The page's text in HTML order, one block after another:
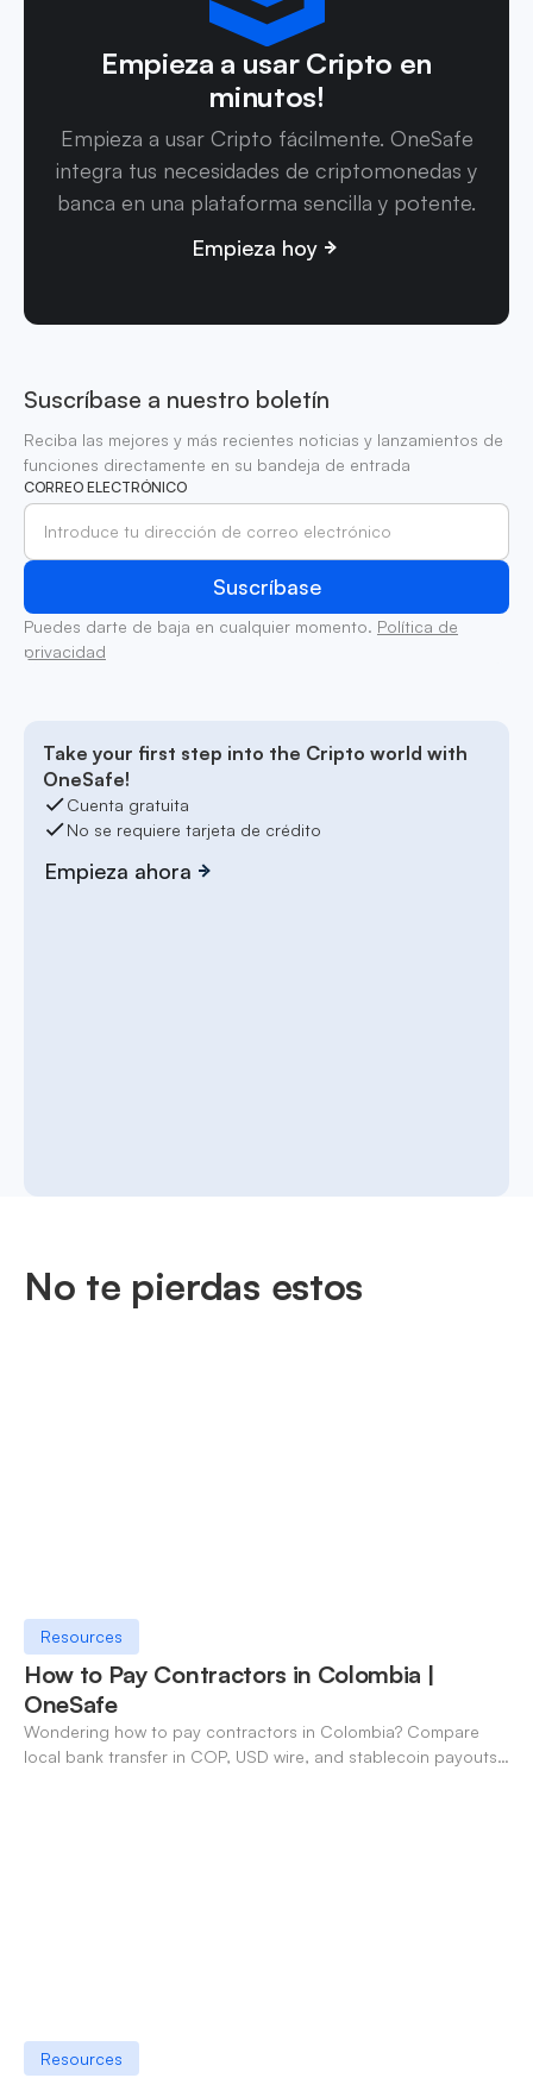
Empieza a usar Cripto en
minutos!
Empieza a usar Cripto fácilmente. OneSafe
integra tus necesidades de criptomonedas y
banca en una plataforma sencilla y potente.
Empieza hoy
Suscríbase a nuestro boletín
Reciba las mejores y más recientes noticias y lanzamientos de
funciones directamente en su bandeja de entrada
CORREO ELECTRÓNICO
Puedes darte de baja en cualquier momento. Política de
privacidad
Take your first step into the Cripto world with
OneSafe!
Cuenta gratuita
No se requiere tarjeta de crédito
Empieza ahora
No te pierdas estos
Resources
How to Pay Contractors in Colombia |
OneSafe
Wondering how to pay contractors in Colombia? Compare
local bank transfer in COP, USD wire, and stablecoin payouts.
Resources